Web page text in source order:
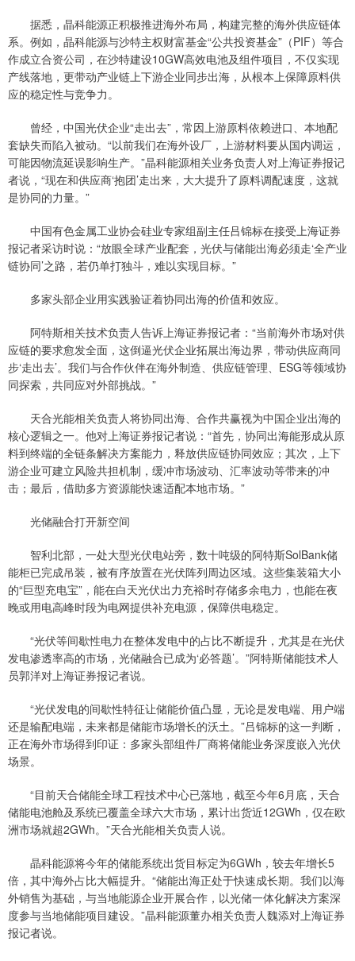
据悉，晶科能源正积极推进海外布局，构建完整的海外供应链体
系。例如，晶科能源与沙特主权财富基金“公共投资基金”（PIF）等合
作成立合资公司，在沙特建设10GW高效电池及组件项目，不仅实现
产线落地，更带动产业链上下游企业同步出海，从根本上保障原料供
应的稳定性与竞争力。
曾经，中国光伏企业“走出去”，常因上游原料依赖进口、本地配
套缺失而陷入被动。“以前我们在海外设厂，上游材料要从国内调运，
可能因物流延误影响生产。”晶科能源相关业务负责人对上海证券报记
者说，“现在和供应商‘抱团’走出来，大大提升了原料调配速度，这就
是协同的力量。”
中国有色金属工业协会硅业专家组副主任吕锦标在接受上海证券
报记者采访时说：“放眼全球产业配套，光伏与储能出海必须走‘全产业
链协同’之路，若仍单打独斗，难以实现目标。”
多家头部企业用实践验证着协同出海的价值和效应。
阿特斯相关技术负责人告诉上海证券报记者：“当前海外市场对供
应链的要求愈发全面，这倒逼光伏企业拓展出海边界，带动供应商同
步‘走出去’。我们与合作伙伴在海外制造、供应链管理、ESG等领域协
同探索，共同应对外部挑战。”
天合光能相关负责人将协同出海、合作共赢视为中国企业出海的
核心逻辑之一。他对上海证券报记者说：“首先，协同出海能形成从原
料到终端的全链条解决方案能力，释放供应链协同效应；其次，上下
游企业可建立风险共担机制，缓冲市场波动、汇率波动等带来的冲
击；最后，借助多方资源能快速适配本地市场。”
光储融合打开新空间
智利北部，一处大型光伏电站旁，数十吨级的阿特斯SolBank储
能柜已完成吊装，被有序放置在光伏阵列周边区域。这些集装箱大小
的“巨型充电宝”，能在白天光伏出力充裕时存储多余电力，也能在夜
晚或用电高峰时段为电网提供补充电源，保障供电稳定。
“光伏等间歇性电力在整体发电中的占比不断提升，尤其是在光伏
发电渗透率高的市场，光储融合已成为‘必答题’。”阿特斯储能技术人
员郭洋对上海证券报记者说。
“光伏发电的间歇性特征让储能价值凸显，无论是发电端、用户端
还是输配电端，未来都是储能市场增长的沃土。”吕锦标的这一判断，
正在海外市场得到印证：多家头部组件厂商将储能业务深度嵌入光伏
场景。
“目前天合储能全球工程技术中心已落地，截至今年6月底，天合
储能电池舱及系统已覆盖全球六大市场，累计出货近12GWh，仅在欧
洲市场就超2GWh。”天合光能相关负责人说。
晶科能源将今年的储能系统出货目标定为6GWh，较去年增长5
倍，其中海外占比大幅提升。“储能出海正处于快速成长期。我们以海
外销售为基础，与当地能源企业开展合作，以光储一体化解决方案深
度参与当地储能项目建设。”晶科能源董办相关负责人魏添对上海证券
报记者说。